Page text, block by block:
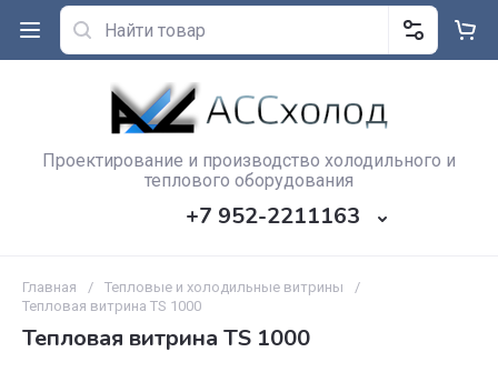
Проектирование и производство холодильного и
теплового оборудования
+7 952-2211163
Главная / Тепловые и холодильные витрины
/
Тепловая витрина TS 1000
Тепловая витрина TS 1000